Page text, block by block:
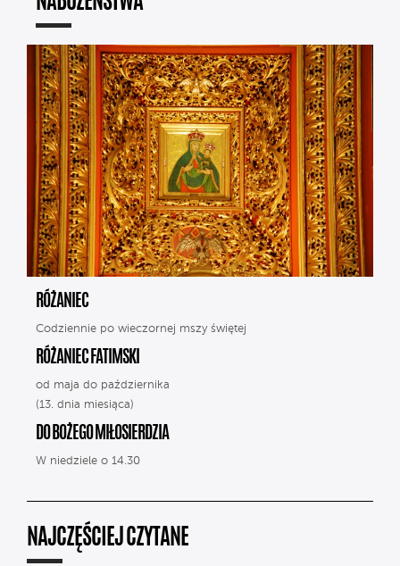
RÓŻANIEC
Codziennie po wieczornej mszy świętej
RÓŻANIEC FATIMSKI
od maja do października
(13. dnia miesiąca)
DO BOŻEGO MIŁOSIERDZIA
W niedziele o 14.30
NAJCZĘŚCIEJ CZYTANE